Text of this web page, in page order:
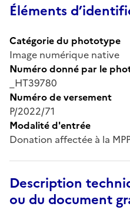
Éléments
Catégorie du phototype
Image numérique native
Numéro donné par le
_HT39780
Numéro de versement
P/2022/71
Modalité d'entrée
Donation affectée à la
Description
ou du document